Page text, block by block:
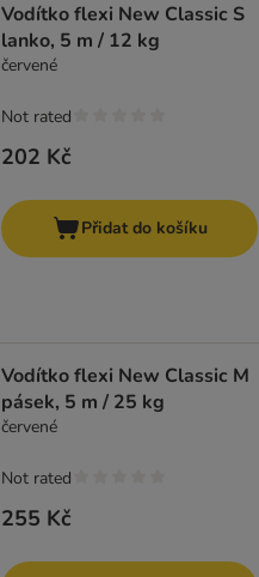
Vodítko flexi New Classic S
lanko, 5 m / 12 kg
červené
202 Kč
Not rated
Přidat do košíku
Vodítko flexi New Classic M
pásek, 5 m / 25 kg
červené
255 Kč
Not rated